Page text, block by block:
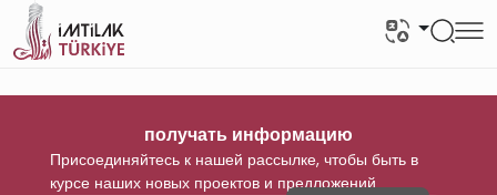
получать информацию
Присоединяйтесь к нашей рассылке, чтобы быть в
курсе наших новых проектов и предложений